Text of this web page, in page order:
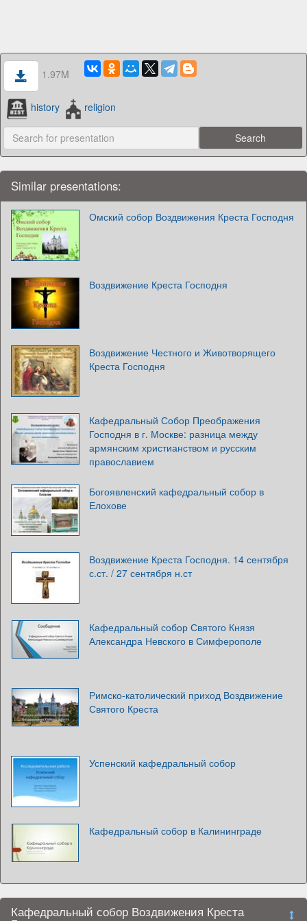
1.97M
history religion
Similar presentations:
Омский собор Воздвижения Креста Господня
Воздвижение Креста Господня
Воздвижение Честного и Животворящего
Креста Господня
Кафедральный Собор Преображения
Господня в г. Москве: разница между
армянским христианством и русским
православием
Богоявленский кафедральный собор в
Елохове
Воздвижение Креста Господня. 14 сентября
с.ст. / 27 сентября н.ст
Кафедральный собор Святого Князя
Александра Невского в Симферополе
Римско-католический приход Воздвижение
Святого Креста
Успенский кафедральный собор
Кафедральный собор в Калининграде
Кафедральный собор Воздвижения Креста